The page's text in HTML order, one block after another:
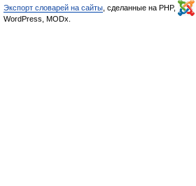
Экспорт словарей на сайты , сделанные на PHP,
WordPress, MODx.